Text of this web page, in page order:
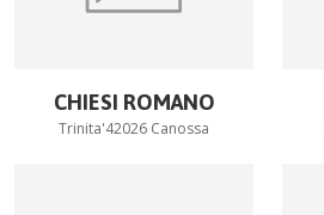
CHIESI ROMANO
Trinita'42026 Canossa